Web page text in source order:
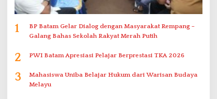
1
BP Batam Gelar Dialog dengan Masyarakat Rempang –
Galang Bahas Sekolah Rakyat Merah Putih
2 PWI Batam Apresiasi Pelajar Berprestasi TKA 2026
3
Mahasiswa Uniba Belajar Hukum dari Warisan Budaya
Melayu